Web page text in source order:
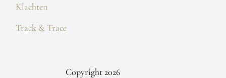
Klachten
Track & Trace
Copyright 2026